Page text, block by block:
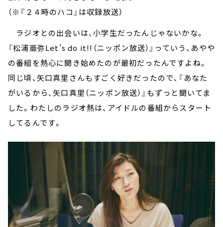
（※『２４時のハコ』は収録放送）
ラジオとの出会いは、小学生だったんじゃないかな。
『松浦亜弥Let's do it!!（ニッポン放送）』っていう、あやや
の番組を熱心に聞き始めたのが最初だったんですよね。
同じ頃、矢口真里さんもすごく好きだったので、『あなた
がいるから、矢口真里（ニッポン放送）』もずっと聞いてま
した。わたしのラジオ熱は、アイドルの番組からスタート
してるんです。